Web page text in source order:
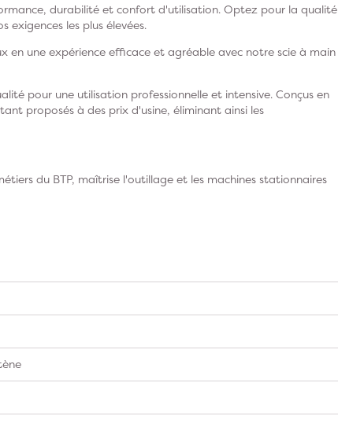
durabilité et confort d'utilisation. Optez pour la qualité
les plus élevées.
une expérience efficace et agréable avec notre scie à main
pour une utilisation professionnelle et intensive. Conçus en
proposés à des prix d'usine, éliminant ainsi les
du BTP, maîtrise l'outillage et les machines stationnaires